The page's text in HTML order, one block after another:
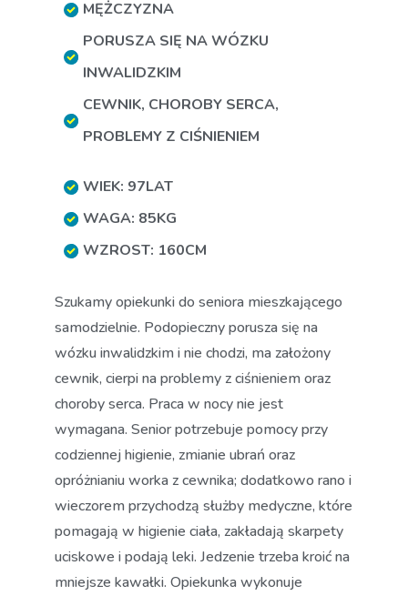
MĘŻCZYZNA
PORUSZA SIĘ NA WÓZKU
INWALIDZKIM
CEWNIK, CHOROBY SERCA,
PROBLEMY Z CIŚNIENIEM
WIEK: 97LAT
WAGA: 85KG
WZROST: 160CM
Szukamy opiekunki do seniora mieszkającego
samodzielnie. Podopieczny porusza się na
wózku inwalidzkim i nie chodzi, ma założony
cewnik, cierpi na problemy z ciśnieniem oraz
choroby serca. Praca w nocy nie jest
wymagana. Senior potrzebuje pomocy przy
codziennej higienie, zmianie ubrań oraz
opróżnianiu worka z cewnika; dodatkowo rano i
wieczorem przychodzą służby medyczne, które
pomagają w higienie ciała, zakładają skarpety
uciskowe i podają leki. Jedzenie trzeba kroić na
mniejsze kawałki. Opiekunka wykonuje